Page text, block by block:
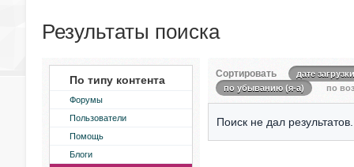
Результаты поиска
По типу контента
Форумы
Пользователи
Помощь
Блоги
Сортировать
дате загрузки
по убыванию (я-а)
по
Поиск не дал результатов.